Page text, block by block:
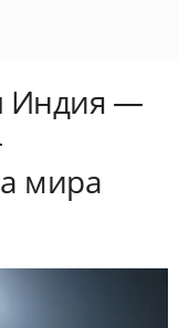
Индия —
мира